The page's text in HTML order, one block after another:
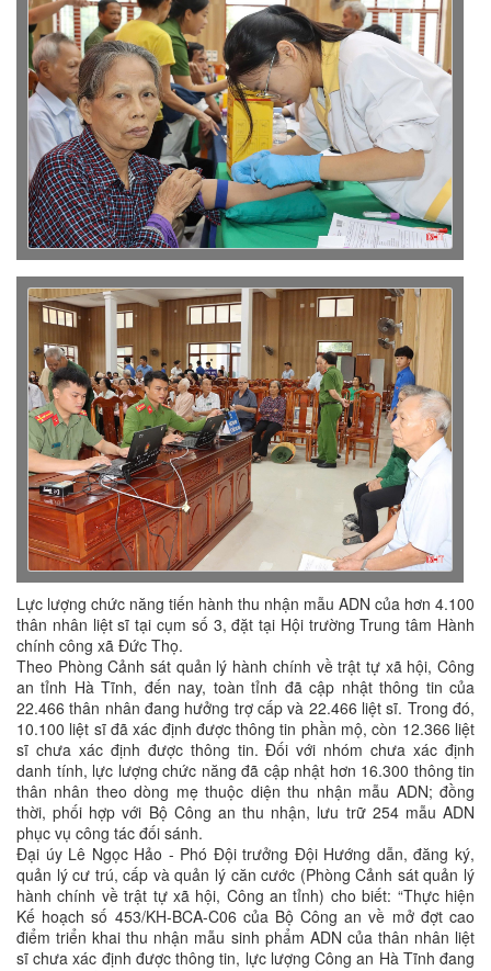
Lực lượng chức năng tiến hành thu nhận mẫu ADN của hơn 4.100
thân nhân liệt sĩ tại cụm số 3, đặt tại Hội trường Trung tâm Hành
chính công xã Đức Thọ.
Theo Phòng Cảnh sát quản lý hành chính về trật tự xã hội, Công
an tỉnh Hà Tĩnh, đến nay, toàn tỉnh đã cập nhật thông tin của
22.466 thân nhân đang hưởng trợ cấp và 22.466 liệt sĩ. Trong đó,
10.100 liệt sĩ đã xác định được thông tin phần mộ, còn 12.366 liệt
sĩ chưa xác định được thông tin. Đối với nhóm chưa xác định
danh tính, lực lượng chức năng đã cập nhật hơn 16.300 thông tin
thân nhân theo dòng mẹ thuộc diện thu nhận mẫu ADN; đồng
thời, phối hợp với Bộ Công an thu nhận, lưu trữ 254 mẫu ADN
phục vụ công tác đối sánh.
Đại úy Lê Ngọc Hảo - Phó Đội trưởng Đội Hướng dẫn, đăng ký,
quản lý cư trú, cấp và quản lý căn cước (Phòng Cảnh sát quản lý
hành chính về trật tự xã hội, Công an tỉnh) cho biết: “Thực hiện
Kế hoạch số 453/KH-BCA-C06 của Bộ Công an về mở đợt cao
điểm triển khai thu nhận mẫu sinh phẩm ADN của thân nhân liệt
sĩ chưa xác định được thông tin, lực lượng Công an Hà Tĩnh đang